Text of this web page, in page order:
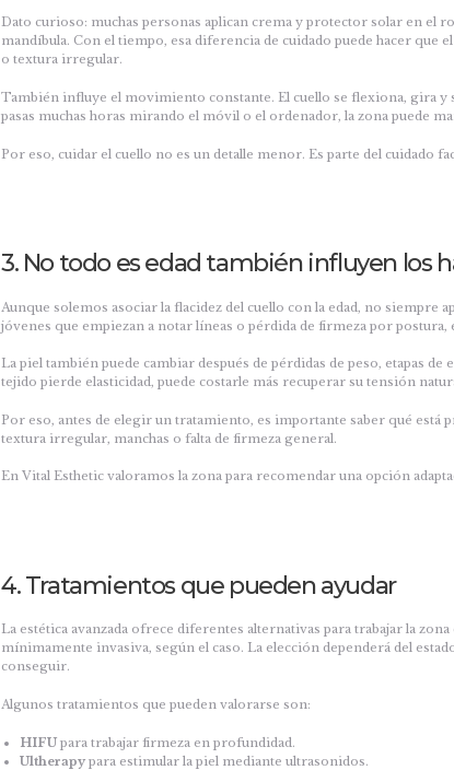
Dato curioso: muchas personas aplican crema y protector solar en el
mandíbula. Con el tiempo, esa diferencia de cuidado puede hacer que
o textura irregular.
También influye el movimiento constante. El cuello se flexiona, gira y
pasas muchas horas mirando el móvil o el ordenador, la zona puede
Por eso, cuidar el cuello no es un detalle menor. Es parte del cuidado
3. No todo es edad también influyen los
Aunque solemos asociar la flacidez del cuello con la edad, no siempre
jóvenes que empiezan a notar líneas o pérdida de firmeza por postura,
La piel también puede cambiar después de pérdidas de peso, etapas
tejido pierde elasticidad, puede costarle más recuperar su tensión
Por eso, antes de elegir un tratamiento, es importante saber qué está
textura irregular, manchas o falta de firmeza general.
En Vital Esthetic valoramos la zona para recomendar una opción
4. Tratamientos que pueden ayudar
La estética avanzada ofrece diferentes alternativas para trabajar la
mínimamente invasiva, según el caso. La elección dependerá del
conseguir.
Algunos tratamientos que pueden valorarse son:
HIFUpara trabajar firmeza en profundidad.
Ultherapypara estimular la piel mediante ultrasonidos.